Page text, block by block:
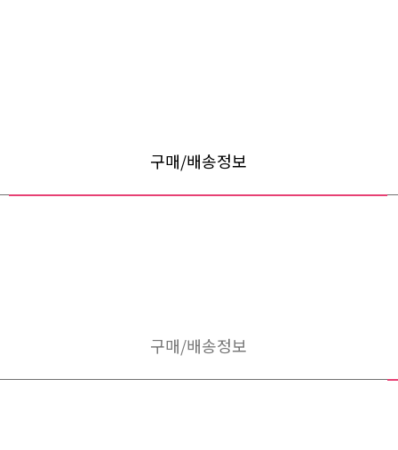
구매/배송정보
구매/배송정보